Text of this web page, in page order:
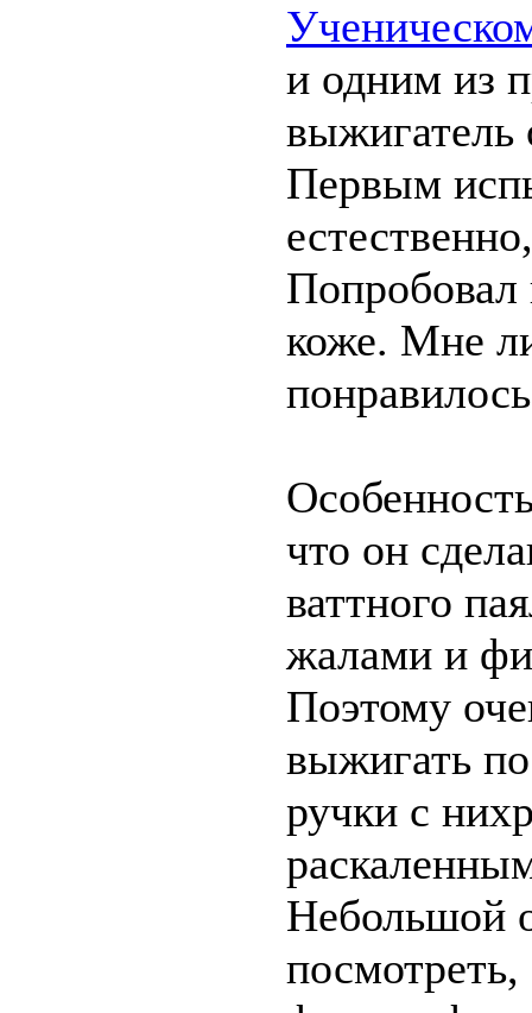
и одним из
Первым
Попробовал
коже. Мне
что он
ваттного
жалами и
Поэтому
выжигать
ручки с
Небольшой